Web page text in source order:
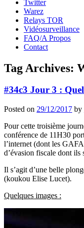
Twitter
Warez
Relays TOR
Vidéosurveillance
FAQ/A Propos
Contact
Tag Archives:
#34c3 Jour 3 :
Posted on 29/12/2017 by
Pour cette troisième
conférence de 11H30
l’internet (dont les
d’évasion fiscale dont ils
Il s’agit d’une belle
(koukou Elise Lucet).
Quelques images :